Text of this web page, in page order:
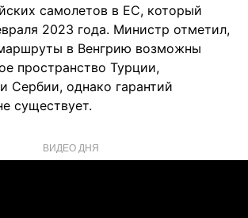
самолетов в ЕС, который
2023 года. Министр отметил,
в Венгрию возможны
пространство Турции,
Сербии, однако гарантий
существует.
ВИДЕО ДНЯ